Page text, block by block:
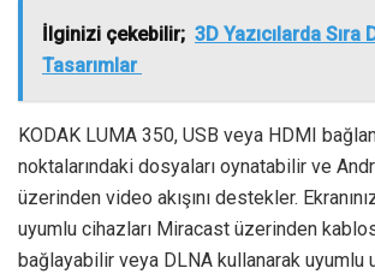
İlginizi çekebilir; 3D Yazıcılarda Sıra
Tasarımlar
KODAK LUMA 350, USB veya HDMI
noktalarındaki dosyaları oynatabilir ve
üzerinden video akışını destekler.
uyumlu cihazları Miracast üzerinden
bağlayabilir veya DLNA kullanarak uyumlu